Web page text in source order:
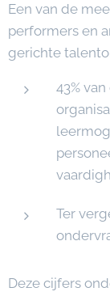
Een van de
performers en
gerichte
43%
Ter
Deze cijfers